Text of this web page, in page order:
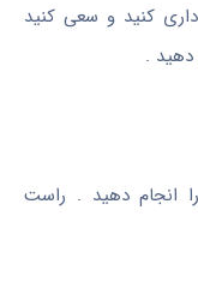
کنید و سعی کنید
.
انجام دهید . راست